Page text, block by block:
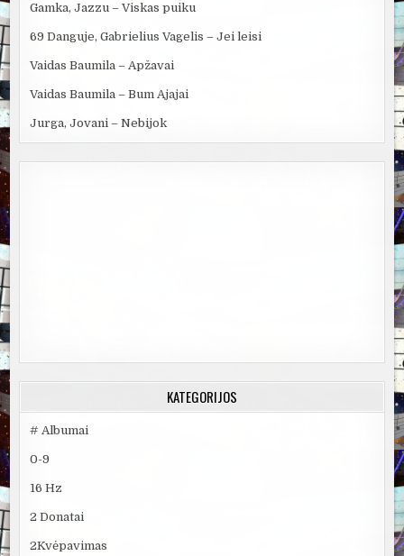
Gamka, Jazzu – Viskas puiku
69 Danguje, Gabrielius Vagelis – Jei leisi
Vaidas Baumila – Apžavai
Vaidas Baumila – Bum Ajajai
Jurga, Jovani – Nebijok
KATEGORIJOS
# Albumai
0-9
16 Hz
2 Donatai
2Kvėpavimas